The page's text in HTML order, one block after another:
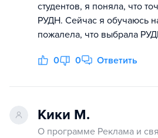
студентов, я поняла, что
РУДН. Сейчас я обучаюсь
пожалела, что выбрала
0 0 Ответить
Кики М.
О программе Реклама и